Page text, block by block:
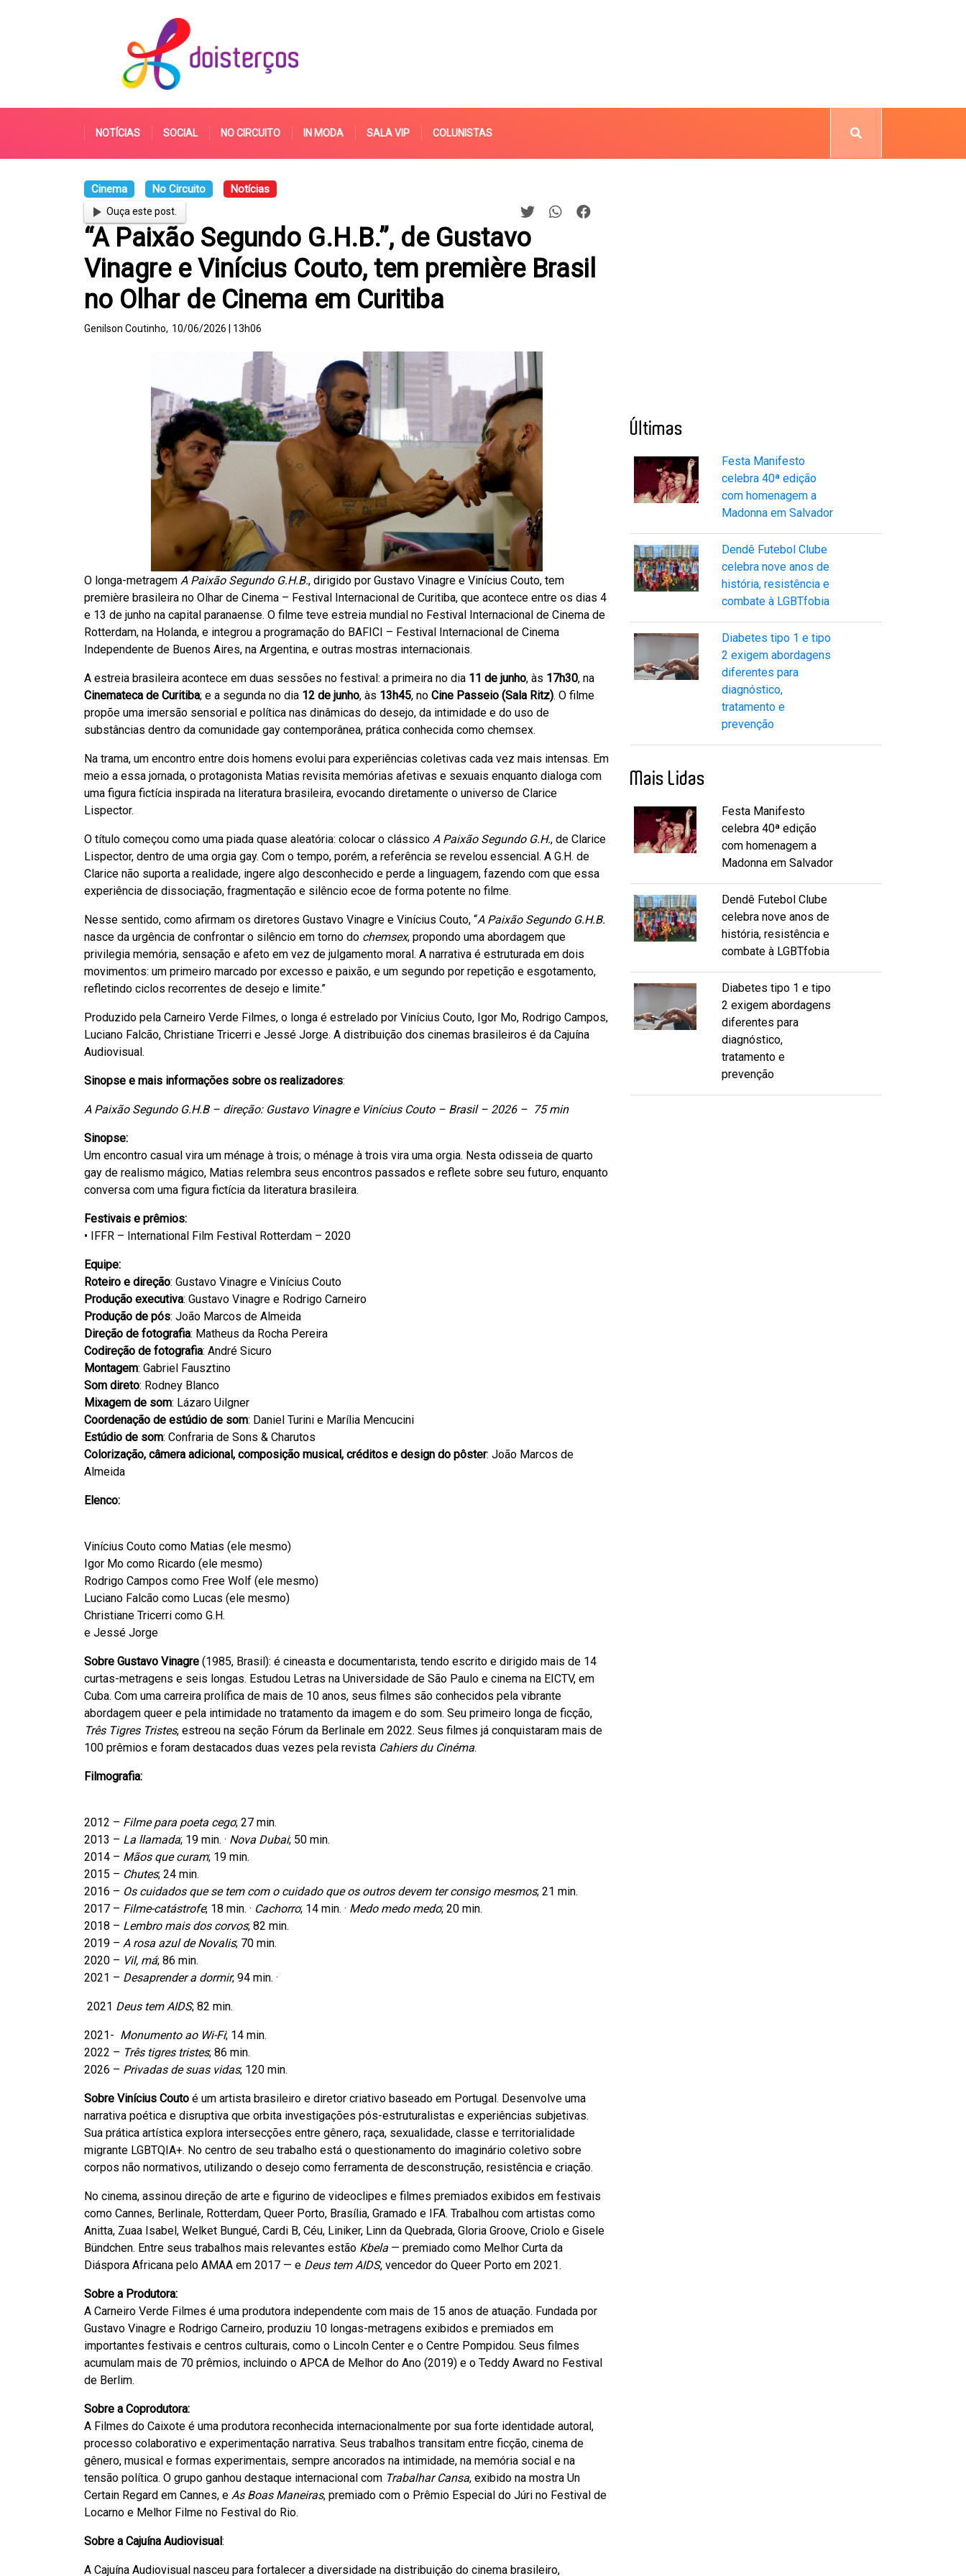
NOTÍCIAS SOCIAL NO CIRCUITO IN MODA SALA VIP COLUNISTAS
Cinema No Circuito Notícias
Ouça este post.
“A Paixão Segundo G.H.B.”, de Gustavo
Vinagre e Vinícius Couto, tem première Brasil
no Olhar de Cinema em Curitiba
Genilson Coutinho, 10/06/2026 | 13h06
O longa-metragem A Paixão Segundo G.H.B., dirigido por Gustavo Vinagre e Vinícius Couto, tem
première brasileira no Olhar de Cinema – Festival Internacional de Curitiba, que acontece entre os dias 4
e 13 de junho na capital paranaense. O filme teve estreia mundial no Festival Internacional de Cinema de
Rotterdam, na Holanda, e integrou a programação do BAFICI – Festival Internacional de Cinema
Independente de Buenos Aires, na Argentina, e outras mostras internacionais.
A estreia brasileira acontece em duas sessões no festival: a primeira no dia 11 de junho, às 17h30, na
Cinemateca de Curitiba; e a segunda no dia 12 de junho, às 13h45, no Cine Passeio (Sala Ritz). O filme
propõe uma imersão sensorial e política nas dinâmicas do desejo, da intimidade e do uso de
substâncias dentro da comunidade gay contemporânea, prática conhecida como chemsex.
Na trama, um encontro entre dois homens evolui para experiências coletivas cada vez mais intensas. Em
meio a essa jornada, o protagonista Matias revisita memórias afetivas e sexuais enquanto dialoga com
uma figura fictícia inspirada na literatura brasileira, evocando diretamente o universo de Clarice
Lispector.
O título começou como uma piada quase aleatória: colocar o clássico A Paixão Segundo G.H., de Clarice
Lispector, dentro de uma orgia gay. Com o tempo, porém, a referência se revelou essencial. A G.H. de
Clarice não suporta a realidade, ingere algo desconhecido e perde a linguagem, fazendo com que essa
experiência de dissociação, fragmentação e silêncio ecoe de forma potente no filme.
Nesse sentido, como afirmam os diretores Gustavo Vinagre e Vinícius Couto, “A Paixão Segundo G.H.B.
nasce da urgência de confrontar o silêncio em torno do chemsex, propondo uma abordagem que
privilegia memória, sensação e afeto em vez de julgamento moral. A narrativa é estruturada em dois
movimentos: um primeiro marcado por excesso e paixão, e um segundo por repetição e esgotamento,
refletindo ciclos recorrentes de desejo e limite.”
Produzido pela Carneiro Verde Filmes, o longa é estrelado por Vinícius Couto, Igor Mo, Rodrigo Campos,
Luciano Falcão, Christiane Tricerri e Jessé Jorge. A distribuição dos cinemas brasileiros é da Cajuína
Audiovisual.
Sinopse e mais informações sobre os realizadores:
A Paixão Segundo G.H.B – direção: Gustavo Vinagre e Vinícius Couto – Brasil – 2026 – 75 min
Sinopse:
Um encontro casual vira um ménage à trois; o ménage à trois vira uma orgia. Nesta odisseia de quarto
gay de realismo mágico, Matias relembra seus encontros passados e reflete sobre seu futuro, enquanto
conversa com uma figura fictícia da literatura brasileira.
Festivais e prêmios:
• IFFR – International Film Festival Rotterdam – 2020
Equipe:
Roteiro e direção: Gustavo Vinagre e Vinícius Couto
Produção executiva: Gustavo Vinagre e Rodrigo Carneiro
Produção de pós: João Marcos de Almeida
Direção de fotografia: Matheus da Rocha Pereira
Codireção de fotografia: André Sicuro
Montagem: Gabriel Fausztino
Som direto: Rodney Blanco
Mixagem de som: Lázaro Uilgner
Coordenação de estúdio de som: Daniel Turini e Marília Mencucini
Estúdio de som: Confraria de Sons & Charutos
Colorização, câmera adicional, composição musical, créditos e design do pôster: João Marcos de
Almeida
Elenco:
Vinícius Couto como Matias (ele mesmo)
Igor Mo como Ricardo (ele mesmo)
Rodrigo Campos como Free Wolf (ele mesmo)
Luciano Falcão como Lucas (ele mesmo)
Christiane Tricerri como G.H.
e Jessé Jorge
Sobre Gustavo Vinagre (1985, Brasil): é cineasta e documentarista, tendo escrito e dirigido mais de 14
curtas-metragens e seis longas. Estudou Letras na Universidade de São Paulo e cinema na EICTV, em
Cuba. Com uma carreira prolífica de mais de 10 anos, seus filmes são conhecidos pela vibrante
abordagem queer e pela intimidade no tratamento da imagem e do som. Seu primeiro longa de ficção,
Três Tigres Tristes, estreou na seção Fórum da Berlinale em 2022. Seus filmes já conquistaram mais de
100 prêmios e foram destacados duas vezes pela revista Cahiers du Cinéma.
Filmografia:
2012 – Filme para poeta cego; 27 min.
2013 – La llamada; 19 min. · Nova Dubai; 50 min.
2014 – Mãos que curam; 19 min.
2015 – Chutes; 24 min.
2016 – Os cuidados que se tem com o cuidado que os outros devem ter consigo mesmos; 21 min.
2017 – Filme-catástrofe; 18 min. · Cachorro; 14 min. · Medo medo medo; 20 min.
2018 – Lembro mais dos corvos; 82 min.
2019 – A rosa azul de Novalis; 70 min.
2020 – Vil, má; 86 min.
2021 – Desaprender a dormir; 94 min. ·
2021 Deus tem AIDS; 82 min.
2021- Monumento ao Wi-Fi; 14 min.
2022 – Três tigres tristes; 86 min.
2026 – Privadas de suas vidas; 120 min.
Sobre Vinícius Couto é um artista brasileiro e diretor criativo baseado em Portugal. Desenvolve uma
narrativa poética e disruptiva que orbita investigações pós-estruturalistas e experiências subjetivas.
Sua prática artística explora intersecções entre gênero, raça, sexualidade, classe e territorialidade
migrante LGBTQIA+. No centro de seu trabalho está o questionamento do imaginário coletivo sobre
corpos não normativos, utilizando o desejo como ferramenta de desconstrução, resistência e criação.
No cinema, assinou direção de arte e figurino de videoclipes e filmes premiados exibidos em festivais
como Cannes, Berlinale, Rotterdam, Queer Porto, Brasília, Gramado e IFA. Trabalhou com artistas como
Anitta, Zuaa Isabel, Welket Bungué, Cardi B, Céu, Liniker, Linn da Quebrada, Gloria Groove, Criolo e Gisele
Bündchen. Entre seus trabalhos mais relevantes estão Kbela — premiado como Melhor Curta da
Diáspora Africana pelo AMAA em 2017 — e Deus tem AIDS, vencedor do Queer Porto em 2021.
Sobre a Produtora:
A Carneiro Verde Filmes é uma produtora independente com mais de 15 anos de atuação. Fundada por
Gustavo Vinagre e Rodrigo Carneiro, produziu 10 longas-metragens exibidos e premiados em
importantes festivais e centros culturais, como o Lincoln Center e o Centre Pompidou. Seus filmes
acumulam mais de 70 prêmios, incluindo o APCA de Melhor do Ano (2019) e o Teddy Award no Festival
de Berlim.
Sobre a Coprodutora:
A Filmes do Caixote é uma produtora reconhecida internacionalmente por sua forte identidade autoral,
processo colaborativo e experimentação narrativa. Seus trabalhos transitam entre ficção, cinema de
gênero, musical e formas experimentais, sempre ancorados na intimidade, na memória social e na
tensão política. O grupo ganhou destaque internacional com Trabalhar Cansa, exibido na mostra Un
Certain Regard em Cannes, e As Boas Maneiras, premiado com o Prêmio Especial do Júri no Festival de
Locarno e Melhor Filme no Festival do Rio.
Sobre a Cajuína Audiovisual:
A Cajuína Audiovisual nasceu para fortalecer a diversidade na distribuição do cinema brasileiro,
Últimas
Festa Manifesto
celebra 40ª edição
com homenagem a
Madonna em Salvador
Dendê Futebol Clube
celebra nove anos de
história, resistência e
combate à LGBTfobia
Diabetes tipo 1 e tipo
2 exigem abordagens
diferentes para
diagnóstico,
tratamento e
prevenção
Mais Lidas
Festa Manifesto
celebra 40ª edição
com homenagem a
Madonna em Salvador
Dendê Futebol Clube
celebra nove anos de
história, resistência e
combate à LGBTfobia
Diabetes tipo 1 e tipo
2 exigem abordagens
diferentes para
diagnóstico,
tratamento e
prevenção